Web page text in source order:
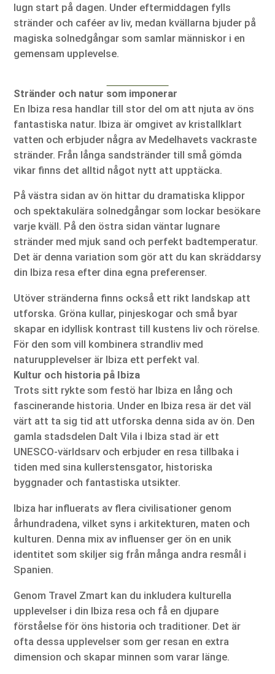
lugn start på dagen. Under eftermiddagen fylls
stränder och caféer av liv, medan kvällarna bjuder på
magiska solnedgångar som samlar människor i en
gemensam upplevelse.
Stränder och natur som imponerar
En Ibiza resa handlar till stor del om att njuta av öns
fantastiska natur. Ibiza är omgivet av kristallklart
vatten och erbjuder några av Medelhavets vackraste
stränder. Från långa sandstränder till små gömda
vikar finns det alltid något nytt att upptäcka.
På västra sidan av ön hittar du dramatiska klippor
och spektakulära solnedgångar som lockar besökare
varje kväll. På den östra sidan väntar lugnare
stränder med mjuk sand och perfekt badtemperatur.
Det är denna variation som gör att du kan skräddarsy
din Ibiza resa efter dina egna preferenser.
Utöver stränderna finns också ett rikt landskap att
utforska. Gröna kullar, pinjeskogar och små byar
skapar en idyllisk kontrast till kustens liv och rörelse.
För den som vill kombinera strandliv med
naturupplevelser är Ibiza ett perfekt val.
Kultur och historia på Ibiza
Trots sitt rykte som festö har Ibiza en lång och
fascinerande historia. Under en Ibiza resa är det väl
värt att ta sig tid att utforska denna sida av ön. Den
gamla stadsdelen Dalt Vila i Ibiza stad är ett
UNESCO-världsarv och erbjuder en resa tillbaka i
tiden med sina kullerstensgator, historiska
byggnader och fantastiska utsikter.
Ibiza har influerats av flera civilisationer genom
århundradena, vilket syns i arkitekturen, maten och
kulturen. Denna mix av influenser ger ön en unik
identitet som skiljer sig från många andra resmål i
Spanien.
Genom Travel Zmart kan du inkludera kulturella
upplevelser i din Ibiza resa och få en djupare
förståelse för öns historia och traditioner. Det är
ofta dessa upplevelser som ger resan en extra
dimension och skapar minnen som varar länge.